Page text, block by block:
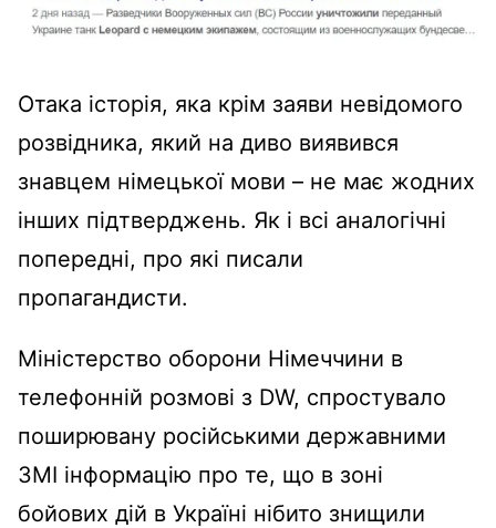
Отака історія, яка крім заяви невідомого
розвідника, який на диво виявився
знавцем німецької мови – не має жодних
інших підтверджень. Як і всі аналогічні
попередні, про які писали
пропагандисти.
Міністерство оборони Німеччини в
телефонній розмові з DW, спростувало
поширювану російськими державними
ЗМІ інформацію про те, що в зоні
бойових дій в Україні нібито знищили